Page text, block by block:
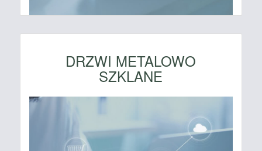
DRZWI METALOWO
SZKLANE